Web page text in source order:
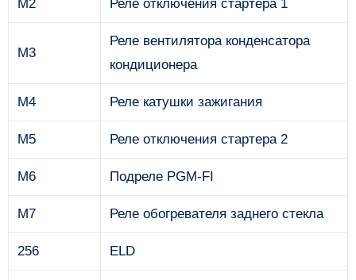
M2 Реле отключения стартера 1
M3
Реле вентилятора конденсатора
кондиционера
M4 Реле катушки зажигания
M5 Реле отключения стартера 2
M6 Подреле PGM-FI
M7 Реле обогревателя заднего стекла
256 ELD